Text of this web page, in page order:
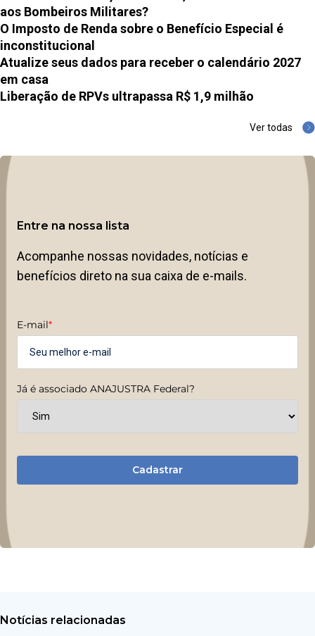
aos Bombeiros Militares?
O Imposto de Renda sobre o Benefício Especial é
inconstitucional
Atualize seus dados para receber o calendário 2027
em casa
Liberação de RPVs ultrapassa R$ 1,9 milhão
Ver todas
Entre na nossa lista
Acompanhe nossas novidades, notícias e
benefícios direto na sua caixa de e-mails.
E-mail*
Já é associado ANAJUSTRA Federal?
Cadastrar
Notícias relacionadas